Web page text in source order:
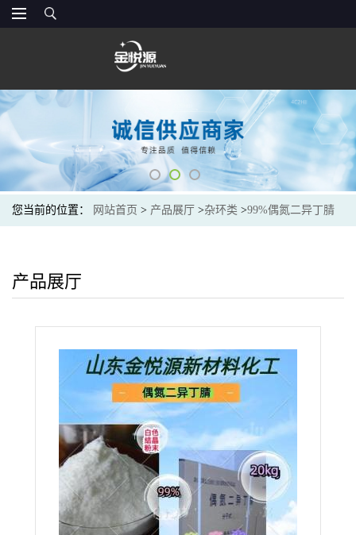
您当前的位置： 网站首页 > 产品展厅 >杂环类 >99%偶氮二异丁腈
产品展厅